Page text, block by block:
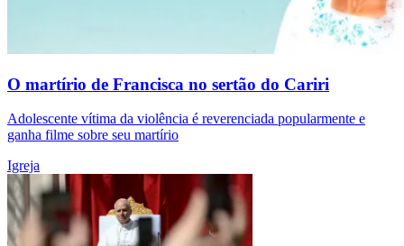
O martírio de Francisca no sertão do Cariri
Adolescente vítima da violência é reverenciada popularmente e
ganha filme sobre seu martírio
Igreja